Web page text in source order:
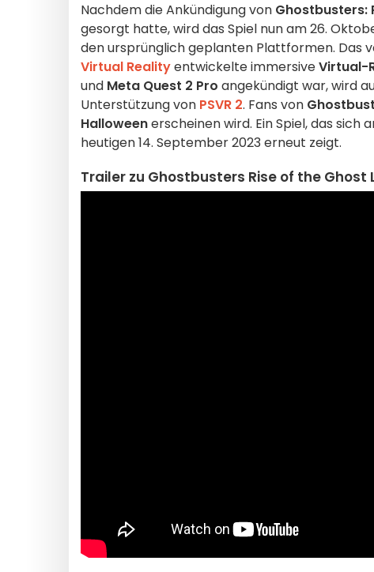
Nachdem die Ankündigung von Ghostbusters:
gesorgt hatte, wird das Spiel nun am 26.
den ursprünglich geplanten Plattformen. Das
Virtual Realityentwickelte immersiveVirtual-
und Meta Quest 2 Pro angekündigt war, wird
Unterstützung von PSVR 2. Fans von
Halloweenerscheinen wird. Ein Spiel, das sich
heutigen 14. September 2023 erneut zeigt.
Trailer zu Ghostbusters Rise of the Ghost